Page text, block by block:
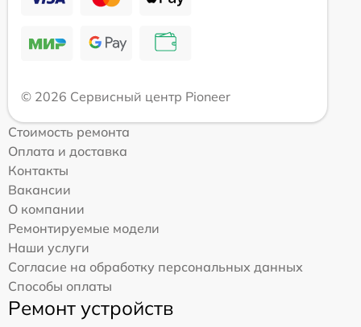
© 2026 Сервисный центр Pioneer
Стоимость ремонта
Оплата и доставка
Контакты
Вакансии
О компании
Ремонтируемые модели
Наши услуги
Согласие на обработку персональных данных
Способы оплаты
Ремонт устройств